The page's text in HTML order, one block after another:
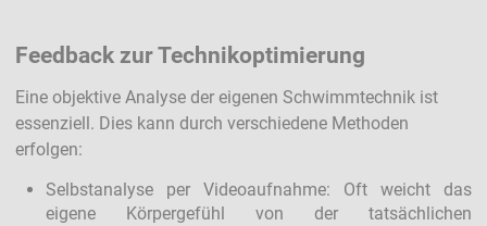
Feedback zur Technikoptimierung
Eine objektive Analyse der eigenen Schwimmtechnik ist
essenziell. Dies kann durch verschiedene Methoden
erfolgen:
Selbstanalyse per Videoaufnahme: Oft weicht das
eigene Körpergefühl von der tatsächlichen